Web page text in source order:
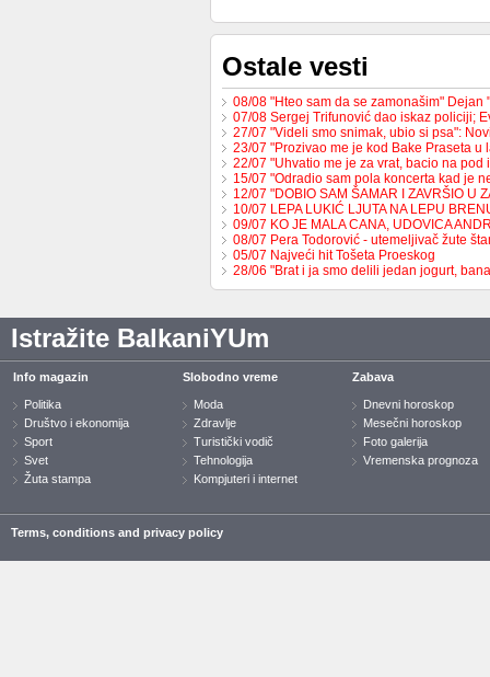
Ostale vesti
08/08 "Hteo sam da se zamonašim"
07/08 Sergej Trifunović dao iskaz policiji;
27/07 "Videli smo snimak, ubio si psa":
23/07 "Prozivao me je kod Bake Praseta
22/07 "Uhvatio me je za vrat, bacio na
15/07 "Odradio sam pola koncerta kad je
12/07 "DOBIO SAM ŠAMAR I ZAVRŠIO U
10/07 LEPA LUKIĆ LJUTA NA LEPU
09/07 KO JE MALA CANA, UDOVICA
08/07 Pera Todorović - utemeljivač žute
05/07 Najveći hit Tošeta Proeskog
28/06 "Brat i ja smo delili jedan jogurt,
Istražite BalkaniYUm
Info magazin
Politika
Društvo i ekonomija
Sport
Svet
Žuta stampa
Slobodno vreme
Moda
Zdravlje
Turistički vodič
Tehnologija
Kompjuteri i internet
Zabava
Dnevni horoskop
Mesečni horoskop
Foto galerija
Vremenska prognoza
Terms, conditions and privacy policy